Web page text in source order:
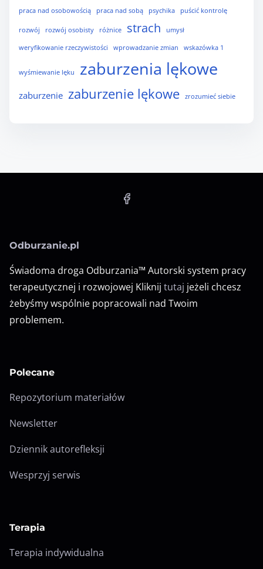
praca nad osobowością praca nad sobą psychika puścić kontrolę
rozwój rozwój osobisty różnice strach umysł
weryfikowanie rzeczywistości wprowadzanie zmian wskazówka 1
wyśmiewanie lęku zaburzenia lękowe
zaburzenie zaburzenie lękowe zrozumieć siebie
Odburzanie.pl
Świadoma droga Odburzania™ Autorski system pracy
terapeutycznej i rozwojowej Kliknij tutaj jeżeli chcesz
żebyśmy wspólnie popracowali nad Twoim
problemem.
Polecane
Repozytorium materiałów
Newsletter
Dziennik autorefleksji
Wesprzyj serwis
Terapia
Terapia indywidualna